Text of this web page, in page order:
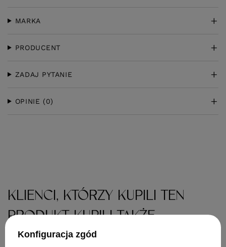
MARKA
PRODUCENT
ZADAJ PYTANIE
OPINIE (0)
KLIENCI, KTÓRZY KUPILI TEN
PRODUKT KUPILI TAKŻE
Konfiguracja zgód